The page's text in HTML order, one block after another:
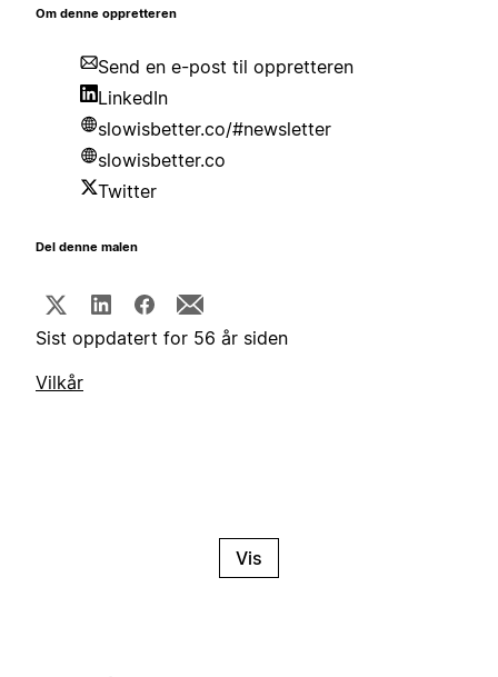
Om denne oppretteren
Send en e-post til oppretteren
LinkedIn
slowisbetter.co/#newsletter
slowisbetter.co
Twitter
Del denne malen
Sist oppdatert for 56 år siden
Vilkår
Vis